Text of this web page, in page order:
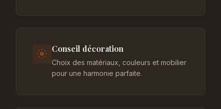
Conseil décoration
Choix des matériaux, couleurs et mobilier
pour une harmonie parfaite.